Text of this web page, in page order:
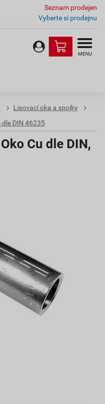
Seznam prodejen
Vyberte si prodejnu
MENU
Lisovací oka a spojky
DIN 46235
Cu dle DIN,